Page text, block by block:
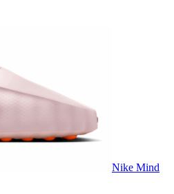
Nike Mind